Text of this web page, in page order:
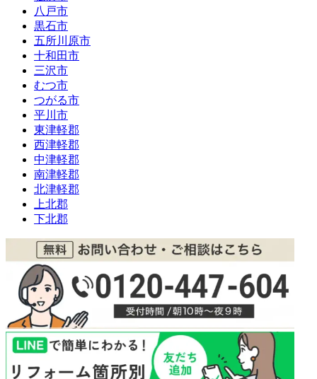
八戸市
黒石市
五所川原市
十和田市
三沢市
むつ市
つがる市
平川市
東津軽郡
西津軽郡
中津軽郡
南津軽郡
北津軽郡
上北郡
下北郡